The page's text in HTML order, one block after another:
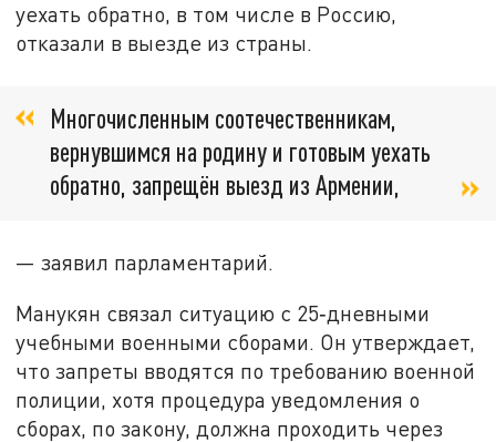
уехать обратно, в том числе в Россию,
отказали в выезде из страны.
Многочисленным соотечественникам,
вернувшимся на родину и готовым уехать
обратно, запрещён выезд из Армении,
— заявил парламентарий.
Манукян связал ситуацию с 25‑дневными
учебными военными сборами. Он утверждает,
что запреты вводятся по требованию военной
полиции, хотя процедура уведомления о
сборах, по закону, должна проходить через